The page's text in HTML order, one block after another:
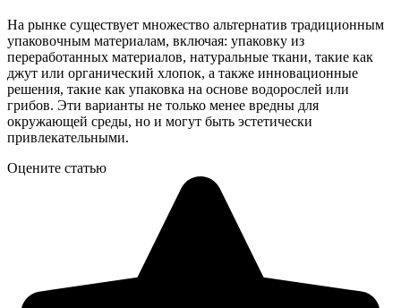
На рынке существует множество альтернатив традиционным
упаковочным материалам, включая: упаковку из
переработанных материалов, натуральные ткани, такие как
джут или органический хлопок, а также инновационные
решения, такие как упаковка на основе водорослей или
грибов. Эти варианты не только менее вредны для
окружающей среды, но и могут быть эстетически
привлекательными.
Оцените статью